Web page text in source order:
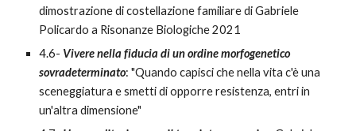
dimostrazione di costellazione familiare di Gabriele
Policardo a Risonanze Biologiche 2021
4.6- Vivere nella fiducia di un ordine morfogenetico
sovradeterminato: "Quando capisci che nella vita c'è una
sceneggiatura e smetti di opporre resistenza, entri in
un'altra dimensione"